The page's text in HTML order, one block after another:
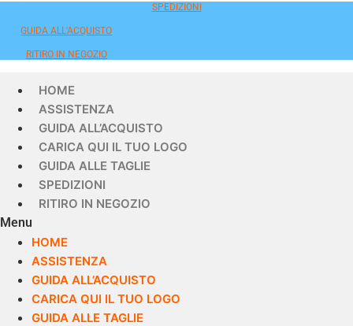
SPEDIZIONI
GUIDA ALL'ACQUISTO
RITIRO IN NEGOZIO
HOME
ASSISTENZA
GUIDA ALL’ACQUISTO
CARICA QUI IL TUO LOGO
GUIDA ALLE TAGLIE
SPEDIZIONI
RITIRO IN NEGOZIO
Menu
HOME
ASSISTENZA
GUIDA ALL’ACQUISTO
CARICA QUI IL TUO LOGO
GUIDA ALLE TAGLIE